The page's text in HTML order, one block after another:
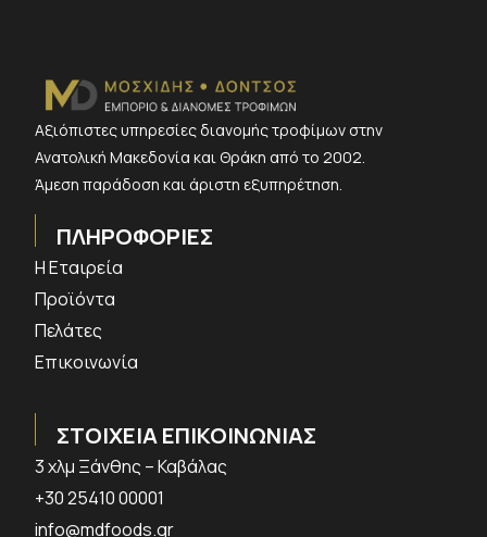
Αξιόπιστες υπηρεσίες διανομής τροφίμων στην
Ανατολική Μακεδονία και Θράκη από το 2002.
Άμεση παράδοση και άριστη εξυπηρέτηση.
ΠΛΗΡΟΦΟΡΙΕΣ
Η Εταιρεία
Προϊόντα
Πελάτες
Επικοινωνία
ΣΤΟΙΧΕΙΑ ΕΠΙΚΟΙΝΩΝΙΑΣ
3 χλμ Ξάνθης – Καβάλας
+30 25410 00001
info@mdfoods.gr